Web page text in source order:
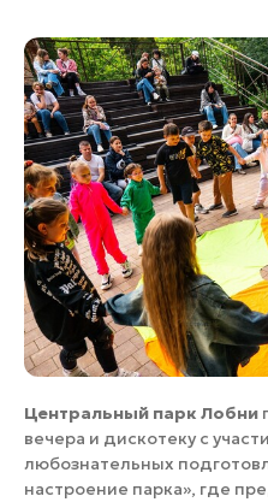
Центральный парк Лобни
вечера и дискотеку с
любознательных
настроение парка», где